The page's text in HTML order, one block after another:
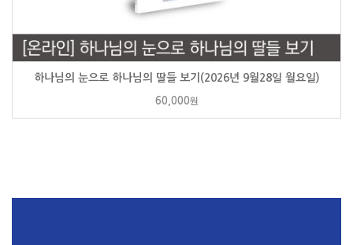
하나님의 눈으로 하나님의 딸들 보기(2026년 9월28일 월요일)
60,000원